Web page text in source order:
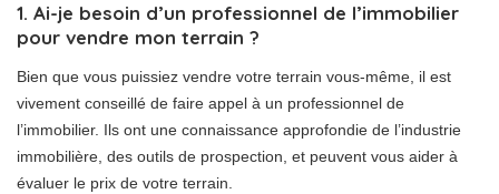
1. Ai-je besoin d’un professionnel de l’immobilier
pour vendre mon terrain ?
Bien que vous puissiez vendre votre terrain vous-même, il est
vivement conseillé de faire appel à un professionnel de
l’immobilier. Ils ont une connaissance approfondie de l’industrie
immobilière, des outils de prospection, et peuvent vous aider à
évaluer le prix de votre terrain.